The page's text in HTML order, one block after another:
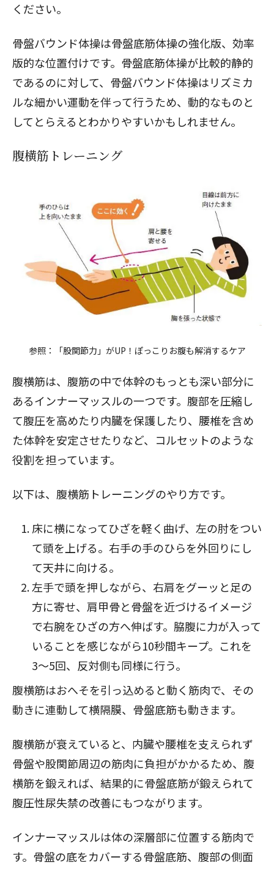
ください。
骨盤バウンド体操は骨盤底筋体操の強化版、効率
版的な位置付けです。骨盤底筋体操が比較的静的
であるのに対して、骨盤バウンド体操はリズミカ
ルな細かい運動を伴って行うため、動的なものと
してとらえるとわかりやすいかもしれません。
腹横筋トレーニング
参照： 「股関節力」がUP！ぽっこりお腹も解消するケア
腹横筋は、腹筋の中で体幹のもっとも深い部分に
あるインナーマッスルの一つです。腹部を圧縮し
て腹圧を高めたり内臓を保護したり、腰椎を含め
た体幹を安定させたりなど、コルセットのような
役割を担っています。
以下は、腹横筋トレーニングのやり方です。
床に横になってひざを軽く曲げ、左の肘をつい
て頭を上げる。右手の手のひらを外回りにし
て天井に向ける。
左手で頭を押しながら、右肩をグーッと足の
方に寄せ、肩甲骨と骨盤を近づけるイメージ
で右腕をひざの方へ伸ばす。脇腹に力が入って
いることを感じながら10秒間キープ。これを
3〜5回、反対側も同様に行う。
腹横筋はおへそを引っ込めると動く筋肉で、その
動きに連動して横隔膜、骨盤底筋も動きます。
腹横筋が衰えていると、内臓や腰椎を支えられず
骨盤や股関節周辺の筋肉に負担がかかるため、腹
横筋を鍛えれば、結果的に骨盤底筋が鍛えられて
腹圧性尿失禁の改善にもつながります。
インナーマッスルは体の深層部に位置する筋肉で
す。骨盤の底をカバーする骨盤底筋、腹部の側面